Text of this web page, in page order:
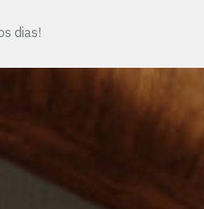
dias!